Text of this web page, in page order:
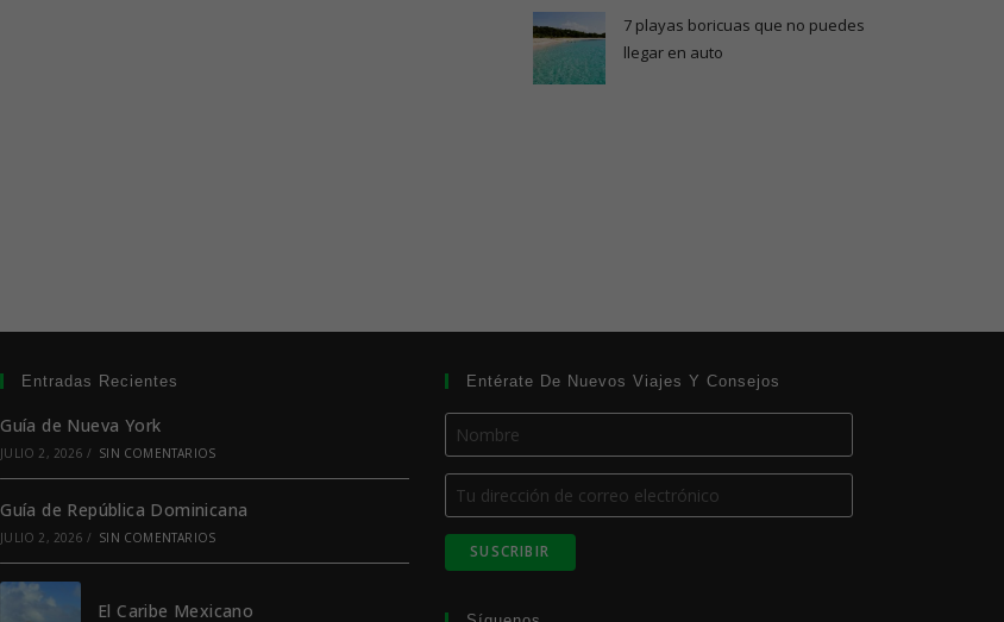
7 playas boricuas que no puedes
llegar en auto
Entradas Recientes
Guía de Nueva York
JULIO 2, 2026 / SIN COMENTARIOS
Guía de República Dominicana
JULIO 2, 2026 / SIN COMENTARIOS
El Caribe Mexicano
Entérate De Nuevos Viajes Y Consejos